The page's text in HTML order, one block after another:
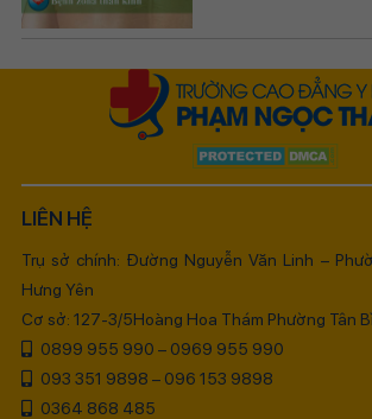
LIÊN HỆ
Trụ sở chính: Đường Nguyễn Văn Linh –
Hưng Yên
Cơ sở: 127-3/5Hoàng Hoa Thám Phường Tân
0899 955 990 – 0969 955 990
093 351 9898 – 096 153 9898
0364 868 485